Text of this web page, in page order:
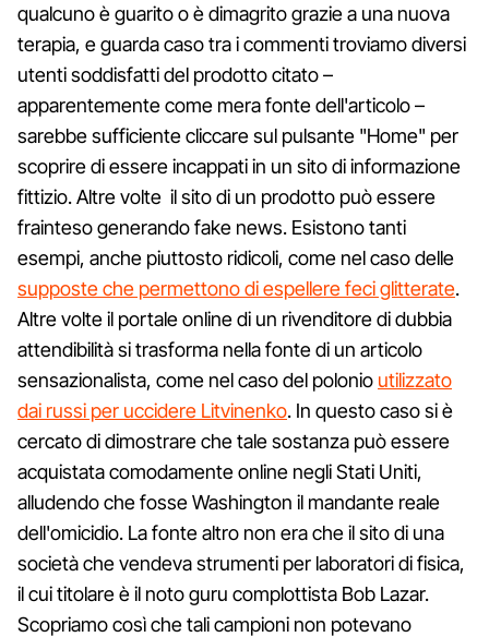
qualcuno è guarito o è dimagrito grazie a una nuova
terapia, e guarda caso tra i commenti troviamo diversi
utenti soddisfatti del prodotto citato –
apparentemente come mera fonte dell'articolo –
sarebbe sufficiente cliccare sul pulsante "Home" per
scoprire di essere incappati in un sito di informazione
fittizio. Altre volte il sito di un prodotto può essere
frainteso generando fake news. Esistono tanti
esempi, anche piuttosto ridicoli, come nel caso delle
supposte che permettono di espellere feci glitterate.
Altre volte il portale online di un rivenditore di dubbia
attendibilità si trasforma nella fonte di un articolo
sensazionalista, come nel caso del polonio utilizzato
dai russi per uccidere Litvinenko. In questo caso si è
cercato di dimostrare che tale sostanza può essere
acquistata comodamente online negli Stati Uniti,
alludendo che fosse Washington il mandante reale
dell'omicidio. La fonte altro non era che il sito di una
società che vendeva strumenti per laboratori di fisica,
il cui titolare è il noto guru complottista Bob Lazar.
Scopriamo così che tali campioni non potevano